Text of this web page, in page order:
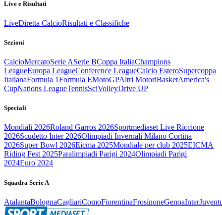
Live e Risultati
LiveDiretta CalcioRisultati e Classifiche
Sezioni
CalcioMercatoSerie ASerie BCoppa ItaliaChampions
LeagueEuropa LeagueConference LeagueCalcio EsteroSupercoppa
ItalianaFormula 1Formula EMotoGPAltri MotoriBasketAmerica's
CupNations LeagueTennisSciVolleyDrive UP
Speciali
Mondiali 2026Roland Garros 2026Sportmediaset Live Riccione
2026Scudetto Inter 2026Olimpiadi Invernali Milano Cortina
2026Super Bowl 2026Eicma 2025Mondiale per club 2025EICMA
Riding Fest 2025Paralimpiadi Parigi 2024Olimpiadi Parigi
2024Euro 2024
Squadra Serie A
AtalantaBolognaCagliariComoFiorentinaFrosinoneGenoaInter